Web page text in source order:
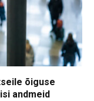
õiguse
andmeid